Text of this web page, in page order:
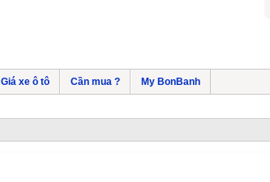
Giá xe ô tô Cần mua ? My BonBanh